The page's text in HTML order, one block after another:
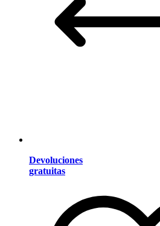
Devoluciones
gratuitas